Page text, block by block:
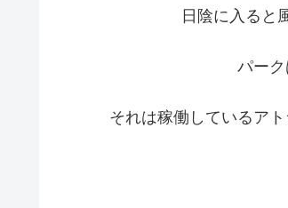
日陰に入ると
パー
それは稼働しているア